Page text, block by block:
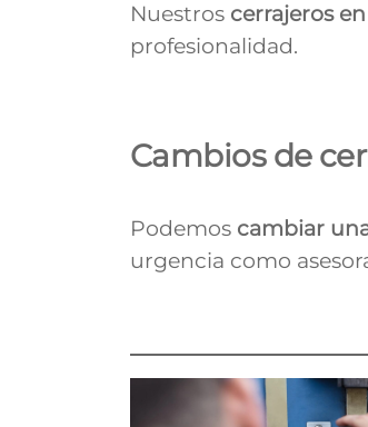
Nuestros cerrajeros
profesionalidad.
Cambios de
Podemos cambiar
urgencia como